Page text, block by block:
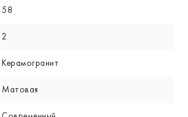
58
2
Керамогранит
Матовая